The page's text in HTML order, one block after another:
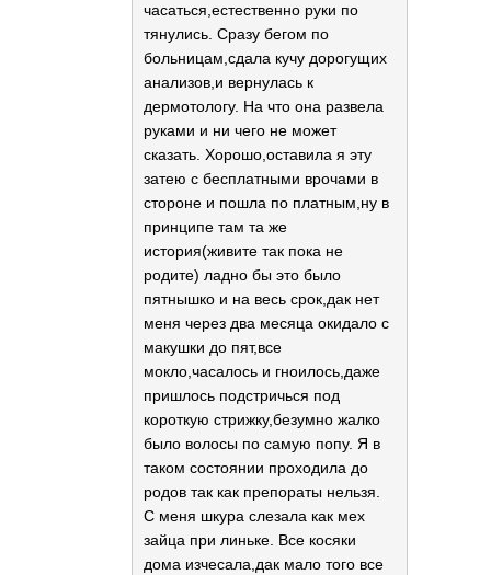
часаться,естественно руки по
тянулись. Сразу бегом по
больницам,сдала кучу дорогущих
анализов,и вернулась к
дермотологу. На что она развела
руками и ни чего не может
сказать. Хорошо,оставила я эту
затею с бесплатными врочами в
стороне и пошла по платным,ну в
принципе там та же
история(живите так пока не
родите) ладно бы это было
пятнышко и на весь срок,дак нет
меня через два месяца окидало с
макушки до пят,все
мокло,часалось и гноилось,даже
пришлось подстричься под
короткую стрижку,безумно жалко
было волосы по самую попу. Я в
таком состоянии проходила до
родов так как препораты нельзя.
С меня шкура слезала как мех
зайца при линьке. Все косяки
дома изчесала,дак мало того все